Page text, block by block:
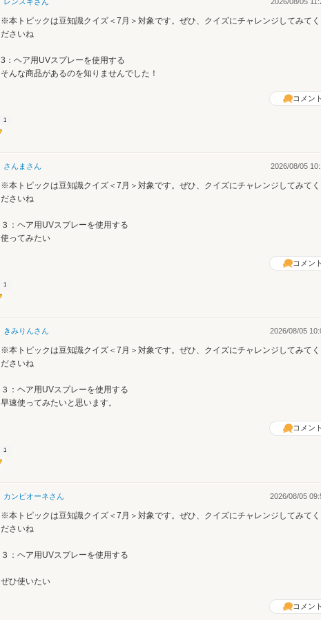
※本トピックは豆知識クイズ＜7月＞対象です。ぜひ、クイズにチャレンジしてみてく
ださいね
3：ヘア用UVスプレーを使用する
そんな商品があるのを知りませんでした！
コメン
1
さんま さん 2026/08/05
※本トピックは豆知識クイズ＜7月＞対象です。ぜひ、クイズにチャレンジしてみてく
ださいね
３：ヘア用UVスプレーを使用する
使ってみたい
コメン
1
きみりんさん 2026/08/05
※本トピックは豆知識クイズ＜7月＞対象です。ぜひ、クイズにチャレンジしてみてく
ださいね
３：ヘア用UVスプレーを使用する
早速使ってみたいと思います。
コメン
1
カンピオーネさん 2026/08/05
※本トピックは豆知識クイズ＜7月＞対象です。ぜひ、クイズにチャレンジしてみてく
ださいね
３：ヘア用UVスプレーを使用する
ぜひ使いたい
コメン